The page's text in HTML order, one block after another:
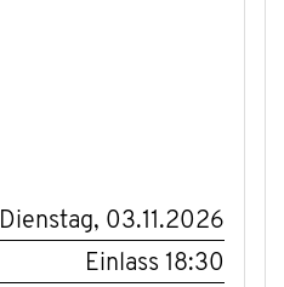
Dienstag, 03.11.2026
Einlass 18:30